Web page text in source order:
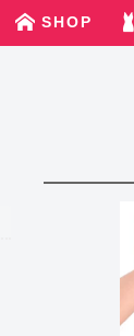
SHOP